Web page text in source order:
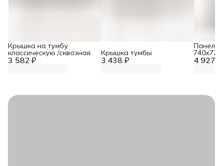
3 582 ₽
Крышка на тумбу
классическую /сквозная
3 438 ₽
Крышка тумбы
4 927 ₽
Панель
740х770